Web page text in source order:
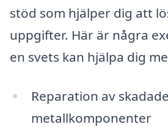
stöd som hjälper dig att
uppgifter. Här är några
en svets kan hjälpa dig
Reparation av skadade
metallkomponenter